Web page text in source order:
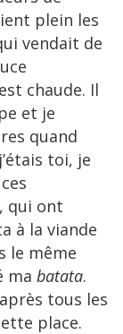
plein les
vendait de
chaude. Il
et je
quand
toi, je
qui ont
à la viande
le même
ma batata.
tous les
place.